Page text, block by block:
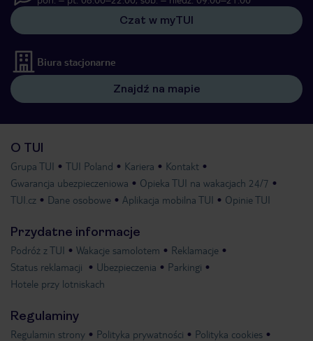
Czat w myTUI
Biura stacjonarne
Znajdź na mapie
O TUI
Grupa TUI TUI Poland Kariera
Kontakt
Gwarancja ubezpieczeniowa
Opieka TUI na wakacjach 24/7
TUI.cz
Dane osobowe Aplikacja mobilna TUI Opinie TUI
Przydatne informacje
Podróż z TUI Wakacje samolotem
Reklamacje
Status reklamacji
Ubezpieczenia
Parkingi
Hotele przy lotniskach
Regulaminy
Regulamin strony Polityka prywatności Polityka cookies